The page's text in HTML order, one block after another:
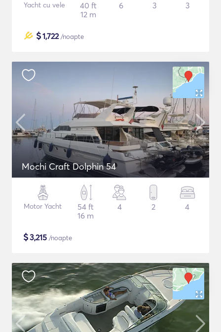
Yacht cu vele
40 ft
12 m
6 3 3
$1,722/noapte
Mochi Craft Dolphin 54
Motor Yacht
54 ft
16 m
4 2 4
$3,215 /noapte